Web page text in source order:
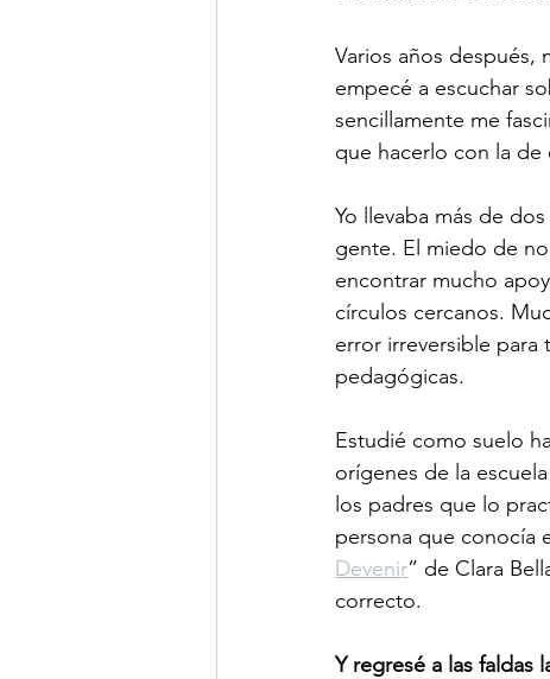
Varios años después,
empecé a escuchar
sencillamente me
que hacerlo con la de
Yo llevaba más de
gente. El miedo de
encontrar mucho
círculos cercanos.
error irreversible para
pedagógicas.
Estudié como suelo
orígenes de la
los padres que lo
persona que conocía
Devenir” de Clara
correcto.
Y regresé a las faldas